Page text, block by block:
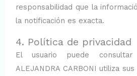
responsabilidad que la
la notificación es exacta.
4. Política de privacidad
El usuario puede consultar
ALEJANDRA CARBONI utiliza